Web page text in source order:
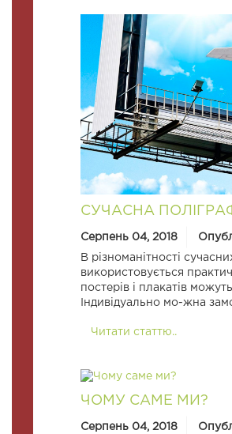
СУЧАСНА
Серпень 04, 2018
В різноманітності
використовується
постерів і плакатів
Індивідуально мо-жна
Читати статтю..
ЧОМУ САМЕ МИ?
Серпень 04, 2018